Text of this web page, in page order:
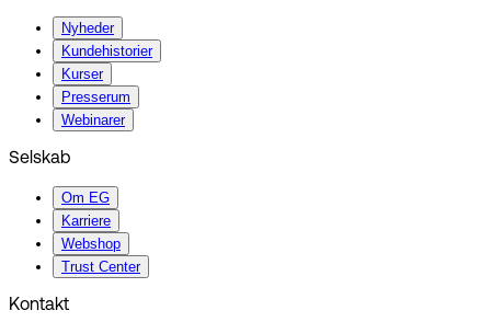
Nyheder
Kundehistorier
Kurser
Presserum
Webinarer
Selskab
Om EG
Karriere
Webshop
Trust Center
Kontakt